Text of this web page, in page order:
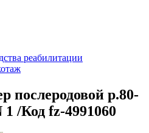
реабилитации
послеродовой р.80-
/Код fz-4991060